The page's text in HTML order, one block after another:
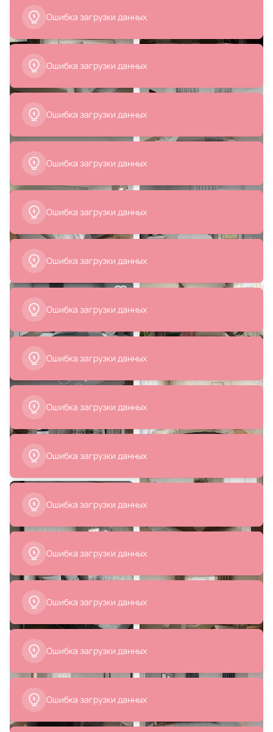
Ошибка загрузки данных
Ошибка загрузки данных
Ошибка загрузки данных
Ошибка загрузки данных
Ошибка загрузки данных
Ошибка загрузки данных
Ошибка загрузки данных
Ошибка загрузки данных
Ошибка загрузки данных
Ошибка загрузки данных
Ошибка загрузки данных
Ошибка загрузки данных
Ошибка загрузки данных
Ошибка загрузки данных
Ошибка загрузки данных
49 490 ₽
Nostalgia MOD048PL-09G
В корзину
3 900 ₽
Lux CORRECTO SP9W LED BLACK
В корзину
4 800 ₽
Светильник подвесной Crystal
Подвесной светодиодный
FL10577
6 591 ₽
Подвесной светильник Velante
В корзину
Подвесной светильник Freya
11 979 ₽ 5 998 ₽
Калхаун LSP-7137
В корзину
6 500 ₽
Кенти 07632-1A,19
В корзину
10 130 ₽
Светильник подвесной Jagna
Reina 3 ОГОГО Обстановочка